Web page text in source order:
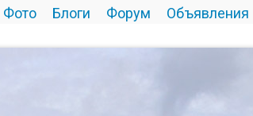
Фото Блоги Форум Объявления